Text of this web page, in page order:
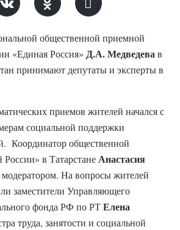
общественной приемной
«Единая Россия» Д.А. Медведевав
принимают депутаты и эксперты в
приемов жителей начался с
социальной поддержки
Координатор общественной
в ТатарстанеАнастасия
На вопросы жителей
заместители Управляющего
фонда РФ по РТЕлена
труда, занятости и социальной